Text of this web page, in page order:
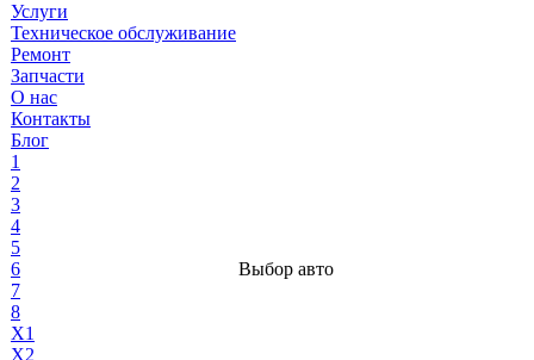
Услуги
Техническое обслуживание
Ремонт
Запчасти
О нас
Контакты
Блог
1
2
3
4
5
6
7
8
X1
X2
Выбор авто